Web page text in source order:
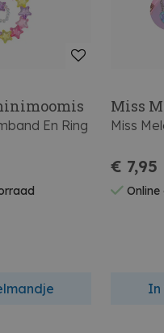
En Ring
Miss
Miss
€ 7,95
In